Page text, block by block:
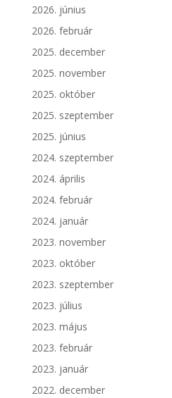
2026. június
2026. február
2025. december
2025. november
2025. október
2025. szeptember
2025. június
2024. szeptember
2024. április
2024. február
2024. január
2023. november
2023. október
2023. szeptember
2023. július
2023. május
2023. február
2023. január
2022. december